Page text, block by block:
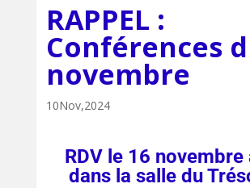
RAPPEL :
Conférences
novembre
10Nov,2024
RDV le 16 novembre
dans la salle du